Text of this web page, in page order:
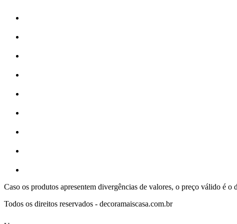
Caso os produtos apresentem divergências de valores, o preço válido é o
Todos os direitos reservados - decoramaiscasa.com.br